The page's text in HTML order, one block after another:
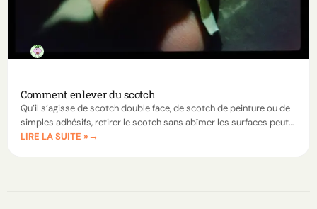
Comment enlever du scotch
Qu’il s’agisse de scotch double face, de scotch de peinture ou de
simples adhésifs, retirer le scotch sans abîmer les surfaces peut
s’avérer délicat. Découvrez comment enlever le scotch et ses
LIRE LA SUITE »